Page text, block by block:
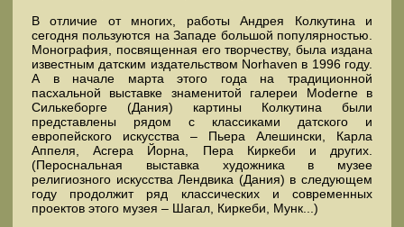
В отличие от многих, работы Андрея Колкутина и
сегодня пользуются на Западе большой популярностью.
Монография, посвященная его творчеству, была издана
известным датским издательством Norhaven в 1996 году.
А в начале марта этого года на традиционной
пасхальной выставке знаменитой галереи Moderne в
Силькеборге (Дания) картины Колкутина были
представлены рядом с классиками датского и
европейского искусства – Пьера Алешински, Карла
Аппеля, Асгера Йорна, Пера Киркеби и других.
(Пероснальная выставка художника в музее
религиозного искусства Лендвика (Дания) в следующем
году продолжит ряд классических и современных
проектов этого музея – Шагал, Киркеби, Мунк...)